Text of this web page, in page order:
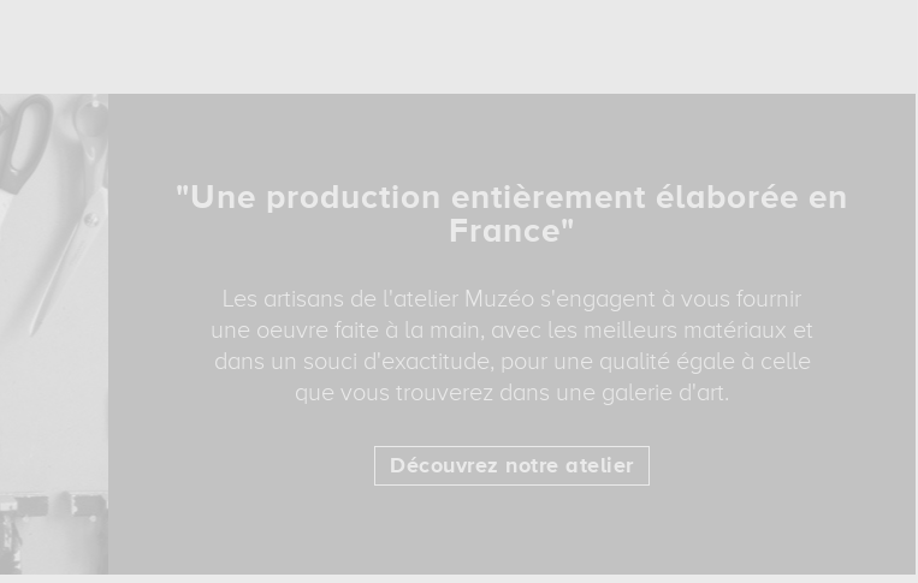
"Une production entièrement élaborée en
France"
Les artisans de l'atelier Muzéo s'engagent à vous fournir
une oeuvre faite à la main, avec les meilleurs matériaux et
dans un souci d'exactitude, pour une qualité égale à celle
que vous trouverez dans une galerie d'art.
Découvrez notre atelier